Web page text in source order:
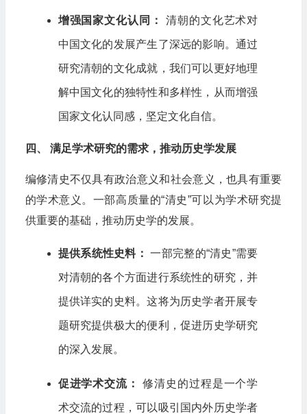
增强国家文化认同： 清朝的文化艺术对
中国文化的发展产生了深远的影响。通过
研究清朝的文化成就，我们可以更好地理
解中国文化的独特性和多样性，从而增强
国家文化认同感，坚定文化自信。
四、 满足学术研究的需求，推动历史学发展
编修清史不仅具有政治意义和社会意义，也具有重要
的学术意义。一部高质量的“清史”可以为学术研究提
供重要的基础，推动历史学的发展。
提供系统性史料： 一部完整的“清史”需要
对清朝的各个方面进行系统性的研究，并
提供详实的史料。这将为历史学者开展专
题研究提供极大的便利，促进历史学研究
的深入发展。
促进学术交流： 修清史的过程是一个学
术交流的过程，可以吸引国内外历史学者